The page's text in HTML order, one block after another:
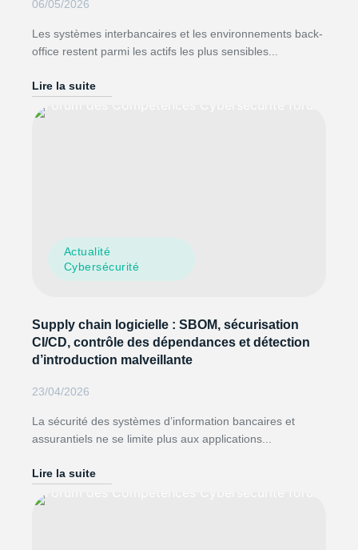
06/05/2026
Les systèmes interbancaires et les environnements back-
office restent parmi les actifs les plus sensibles...
Lire la suite
Actualité
Cybersécurité
Supply chain logicielle : SBOM, sécurisation
CI/CD, contrôle des dépendances et détection
d’introduction malveillante
23/04/2026
La sécurité des systèmes d’information bancaires et
assurantiels ne se limite plus aux applications...
Lire la suite